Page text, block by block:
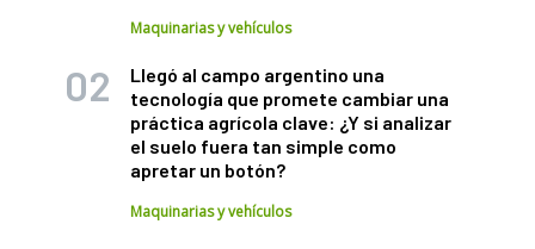
Maquinarias y vehículos
Llegó al campo argentino una
tecnología que promete cambiar una
práctica agrícola clave: ¿Y si analizar
el suelo fuera tan simple como
apretar un botón?
Maquinarias y vehículos